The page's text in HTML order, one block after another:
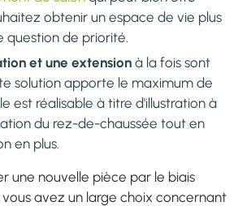
obtenir un espace de vie plus
question de priorité.
et une extension à la fois sont
solution apporte le maximum de
est réalisable à titre d'illustration à
du rez-de-chaussée tout en
en plus.
une nouvelle pièce par le biais
vous avez un large choix concernant